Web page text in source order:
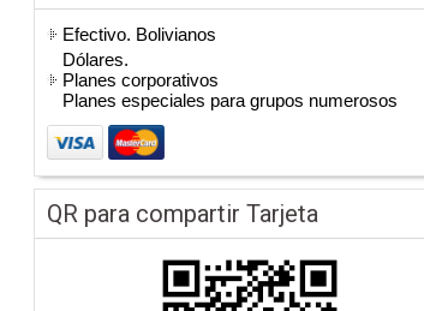
Efectivo. Bolivianos
Dólares.
Planes corporativos
Planes especiales para grupos numerosos
QR para compartir Tarjeta